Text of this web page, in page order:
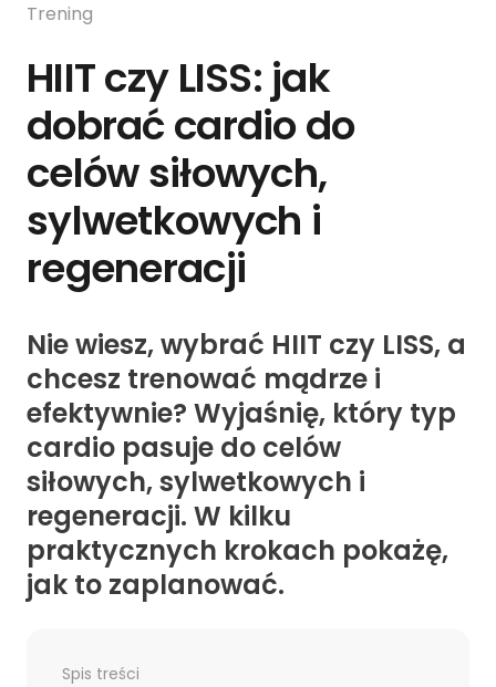
Trening
HIIT czy LISS: jak
dobrać cardio do
celów siłowych,
sylwetkowych i
regeneracji
Nie wiesz, wybrać HIIT czy LISS, a
chcesz trenować mądrze i
efektywnie? Wyjaśnię, który typ
cardio pasuje do celów
siłowych, sylwetkowych i
regeneracji. W kilku
praktycznych krokach pokażę,
jak to zaplanować.
Spis treści